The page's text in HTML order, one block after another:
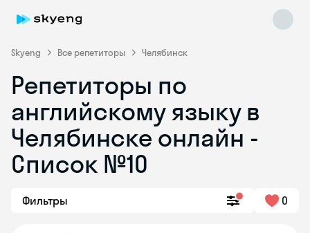
Skyeng Все репетиторы Челябинск
Репетиторы по
английскому языку в
Челябинске онлайн -
Список №10
Фильтры 0